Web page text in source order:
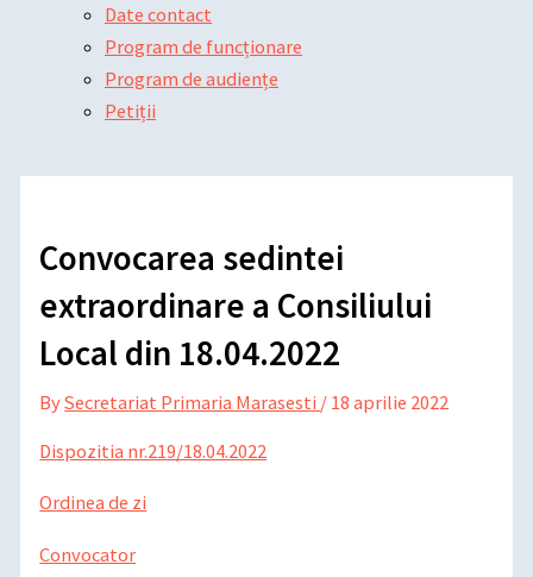
Date contact
Program de funcționare
Program de audiențe
Petiții
Convocarea sedintei
extraordinare a Consiliului
Local din 18.04.2022
BySecretariat Primaria Marasesti / 18 aprilie 2022
Dispozitia nr.219/18.04.2022
Ordinea de zi
Convocator